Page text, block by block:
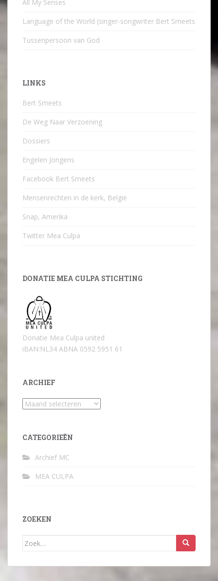
All My Senses
Language of the World (singer-songwriter Bert Smeets
Tussenpersoon van God
LINKS
Bert Smeets
De Weg Naar Verzoening
Dossiers
Engelen Jongens
Facebook Bert Smeets
Mensenrechten in de kerk, België
Snap, Amerika
Twitter Mea Culpa
DONATIE MEA CULPA STICHTING
Donatie Mea Culpa united
iBAN:NL34 ABNA 0592 5951 61
ARCHIEF
Archief
CATEGORIEËN
Archief MC
MEA CULPA
ZOEKEN
Zoek